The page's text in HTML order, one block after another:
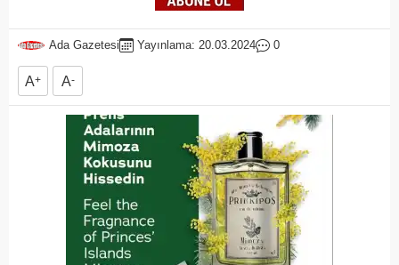
Ada Gazetesi Yayınlama: 20.03.2024 0
A+ A-